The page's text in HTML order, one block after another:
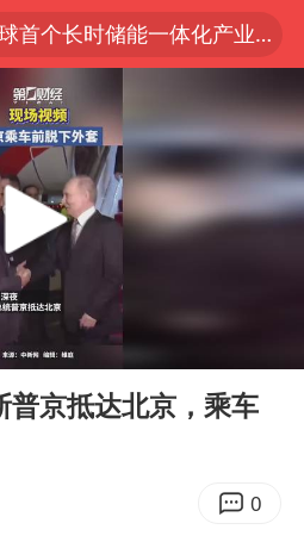
全球首个长时储能一体化产业园量产
中国女篮70-67险胜尼日利亚女篮
上海：台风白海豚或将带来龙卷风
四川宜宾市高县4.9级地震致1人死亡
禁令驱动有色板块大涨
的第一杯奶茶到底有多火
乒男单横滨冠军赛全军覆没
普京抵达北京，乘车
0